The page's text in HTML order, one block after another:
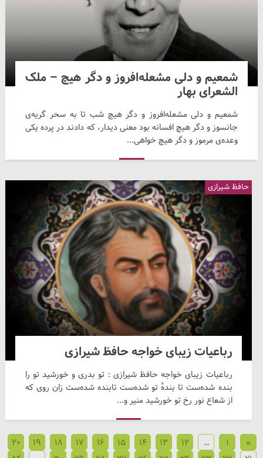
شمعیم و دلی مشعله‌افروز و دگر هیچ – ملک
الشعرای بهار
شمعیم و دلی مشعله‌افروز و دگر هیچ شب تا به سحر گریه‌ی
جانسوز و دگر هیچ افسانه بود معنی دیدار، که دادند در پرده یکی
وعده‌ی مرموز و دگر هیچ خواهی...
رباعیات زیبای خواجه حافظ شیرازی
رباعیات زیبای خواجه حافظ شیرازی : تو بدری و خورشید تو را
بنده شده‌ست تا بندهٔ تو شده‌ست تابنده شده‌ست زان روی که
از شعاع نور رخ تو خورشید منیر و...
حافظ شیرازی
»
1
…
12
13
14
15
16
17
18
19
20